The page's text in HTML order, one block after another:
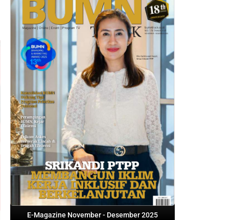
E-Magazine November - Desember 2025